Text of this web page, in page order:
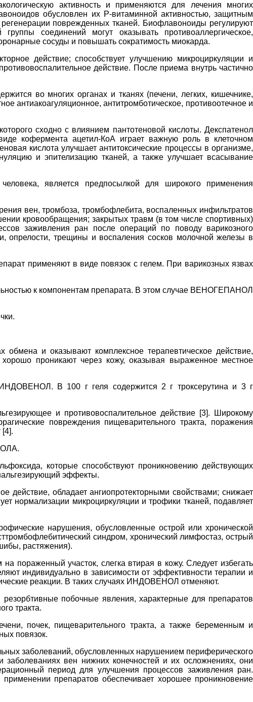
активность и применяются для лечения многих
обусловлен их Р-витаминной активностью, защитным
поврежденных тканей. Биофлавоноиды регулируют
соединений могут оказывать противоаллергическое,
сосуды и повышать сократимость миокарда.
действие; способствует улучшению микроциркуляции и
действие. После приема внутрь частично
во многих органах и тканях (печени, легких, кишечнике,
антиакоагуляционное, антитромботическое, противоотечное и
сходно с влиянием пантотеновой кислоты. Декспатенол
кофермента ацетил-КоА играет важную роль в клеточном
кислота улучшает антитоксические процессы в организме,
и эпителизацию тканей, а также улучшает всасывание
является предпосылкой для широкого применения
вен, тромбоза, тромбофлебита, воспаленных инфильтратов
кровообращения; закрытых травм (в том числе спортивных)
заживления ран после операций по поводу варикозного
опрелости, трещины и воспаления сосков молочной железы в
применяют в виде повязок с гелем. При варикозных язвах
к компонентам препарата. В этом случае ВЕНОГЕПАНОЛ
и оказывают комплексное терапевтическое действие,
проникают через кожу, оказывая выраженное местное
В 100 г геля содержится 2 г троксерутина и 3 г
и противовоспалительное действие [3]. Широкому
повреждения пищеварительного тракта, поражения
[4].
которые способствуют проникновению действующих
эффекты.
обладает ангиопротекторными свойствами; снижает
нормализации микроциркуляции и трофики тканей, подавляет
нарушения, обусловленные острой или хронической
синдром, хронический лимфостаз, острый
растяжения).
участок, слегка втирая в кожу. Следует избегать
индивидуально в зависимости от эффективности терапии и
реакции. В таких случаях ИНДОВЕНОЛ отменяют.
побочные явления, характерные для препаратов
тракта.
почек, пищеварительного тракта, а также беременным и
повязок.
заболеваний, обусловленных нарушением периферического
вен нижних конечностей и их осложнениях, они
период для улучшения процессов заживления ран.
препаратов обеспечивает хорошее проникновение